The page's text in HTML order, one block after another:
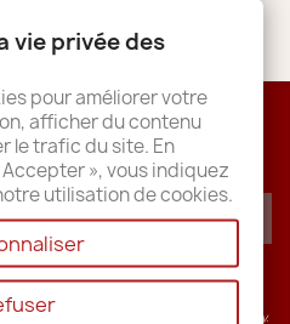
Retour en haut
générales et lapolitique de
Google Privacy Policy apply.
vie privée des
pour améliorer votre
afficher du contenu
le trafic du site. En
», vous indiquez
utilisation de cookies.